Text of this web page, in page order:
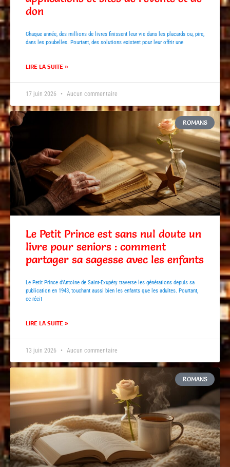
don
Chaque année, des millions de livres finissent leur vie dans les placards ou, pire,
dans les poubelles. Pourtant, des solutions existent pour leur offrir une
LIRE LA SUITE »
17 juin 2026 Aucun commentaire
ROMANS
Le Petit Prince est sans nul doute un
livre pour seniors : comment
partager sa sagesse avec les enfants
Le Petit Prince d'Antoine de Saint-Exupéry traverse les générations depuis sa
publication en 1943, touchant aussi bien les enfants que les adultes. Pourtant,
ce récit
LIRE LA SUITE »
13 juin 2026 Aucun commentaire
ROMANS